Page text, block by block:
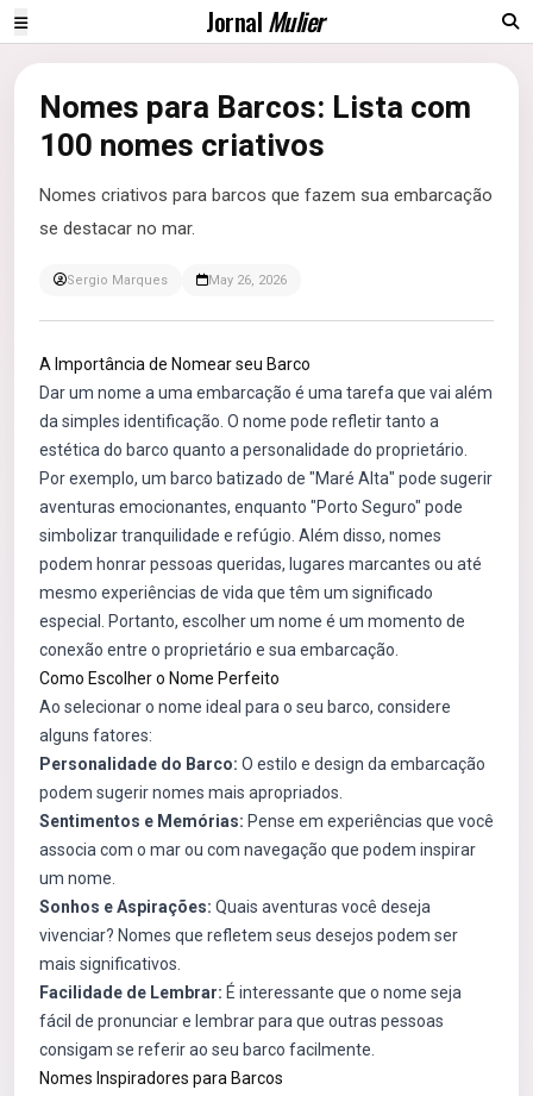
JornalMulier
Nomes para Barcos: Lista com
100 nomes criativos
Nomes criativos para barcos que fazem sua embarcação
se destacar no mar.
Sergio Marques May 26, 2026
A Importância de Nomear seu Barco
Dar um nome a uma embarcação é uma tarefa que vai além
da simples identificação. O nome pode refletir tanto a
estética do barco quanto a personalidade do proprietário.
Por exemplo, um barco batizado de "Maré Alta" pode sugerir
aventuras emocionantes, enquanto "Porto Seguro" pode
simbolizar tranquilidade e refúgio. Além disso, nomes
podem honrar pessoas queridas, lugares marcantes ou até
mesmo experiências de vida que têm um significado
especial. Portanto, escolher um nome é um momento de
conexão entre o proprietário e sua embarcação.
Como Escolher o Nome Perfeito
Ao selecionar o nome ideal para o seu barco, considere
alguns fatores:
Personalidade do Barco: O estilo e design da embarcação
podem sugerir nomes mais apropriados.
Sentimentos e Memórias: Pense em experiências que você
associa com o mar ou com navegação que podem inspirar
um nome.
Sonhos e Aspirações: Quais aventuras você deseja
vivenciar? Nomes que refletem seus desejos podem ser
mais significativos.
Facilidade de Lembrar: É interessante que o nome seja
fácil de pronunciar e lembrar para que outras pessoas
consigam se referir ao seu barco facilmente.
Nomes Inspiradores para Barcos